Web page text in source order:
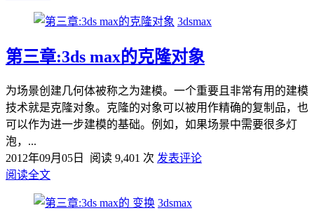
3dsmax
第三章:3ds max的克隆对象
为场景创建几何体被称之为建模。一个重要且非常有用的建模
技术就是克隆对象。克隆的对象可以被用作精确的复制品，也
可以作为进一步建模的基础。例如，如果场景中需要很多灯
泡，...
2012年09月05日
阅读 9,401 次 发表评论
阅读全文
3dsmax